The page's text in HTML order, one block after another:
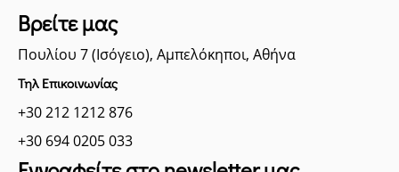
Βρείτε μας
Πουλίου 7 (Ισόγειο), Αμπελόκηποι, Αθήνα
Τηλ Επικοινωνίας
+30 212 1212 876
+30 694 0205 033